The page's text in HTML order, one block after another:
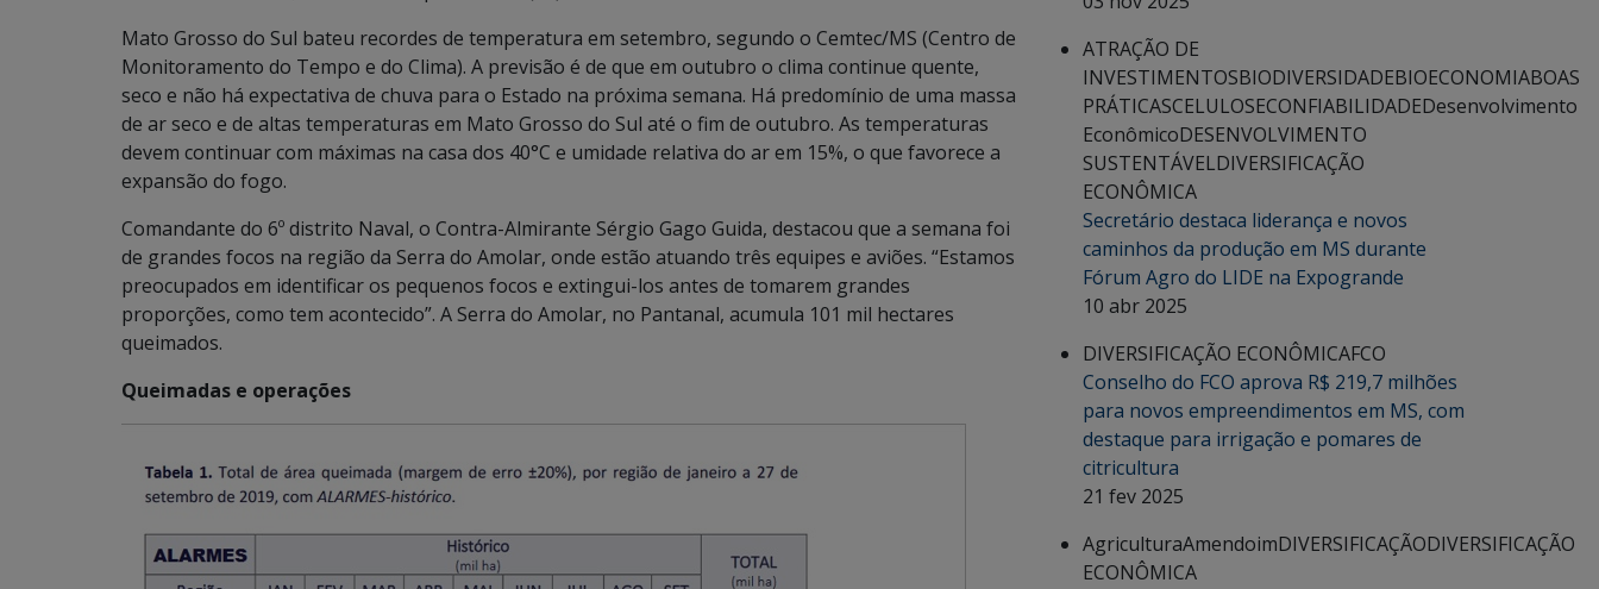
Mato Grosso do Sul bateu recordes de temperatura em setembro, segundo o Cemtec/MS (Centro de
Monitoramento do Tempo e do Clima). A previsão é de que em outubro o clima continue quente,
seco e não há expectativa de chuva para o Estado na próxima semana. Há predomínio de uma massa
de ar seco e de altas temperaturas em Mato Grosso do Sul até o fim de outubro. As temperaturas
devem continuar com máximas na casa dos 40°C e umidade relativa do ar em 15%, o que favorece a
expansão do fogo.
Comandante do 6º distrito Naval, o Contra-Almirante Sérgio Gago Guida, destacou que a semana foi
de grandes focos na região da Serra do Amolar, onde estão atuando três equipes e aviões. “Estamos
preocupados em identificar os pequenos focos e extingui-los antes de tomarem grandes
proporções, como tem acontecido”. A Serra do Amolar, no Pantanal, acumula 101 mil hectares
queimados.
Queimadas e operações
ATRAÇÃO DE
INVESTIMENTOSBIODIVERSIDADEBIOECONOMIABOAS
PRÁTICASCELULOSECONFIABILIDADEDesenvolvimento
EconômicoDESENVOLVIMENTO
SUSTENTÁVELDIVERSIFICAÇÃO
ECONÔMICA
Secretário destaca liderança e novos
caminhos da produção em MS durante
Fórum Agro do LIDE na Expogrande
10 abr 2025
DIVERSIFICAÇÃO ECONÔMICAFCO
Conselho do FCO aprova R$ 219,7 milhões
para novos empreendimentos em MS, com
destaque para irrigação e pomares de
citricultura
21 fev 2025
AgriculturaAmendoimDIVERSIFICAÇÃODIVERSIFICAÇÃO
ECONÔMICA